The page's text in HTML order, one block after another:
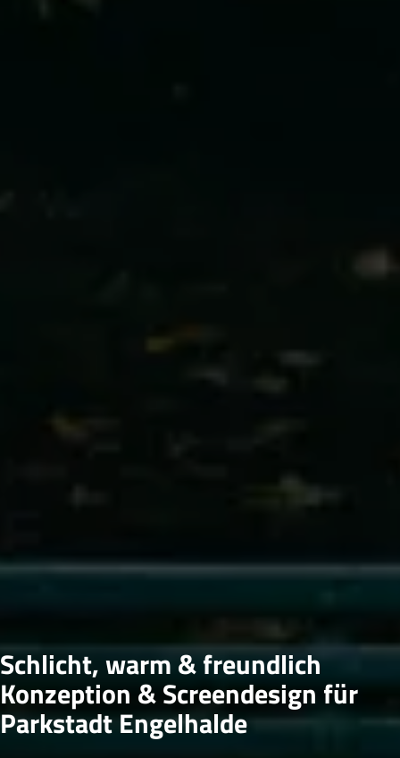
Schlicht, warm & freundlich
Konzeption & Screendesign für
Parkstadt Engelhalde